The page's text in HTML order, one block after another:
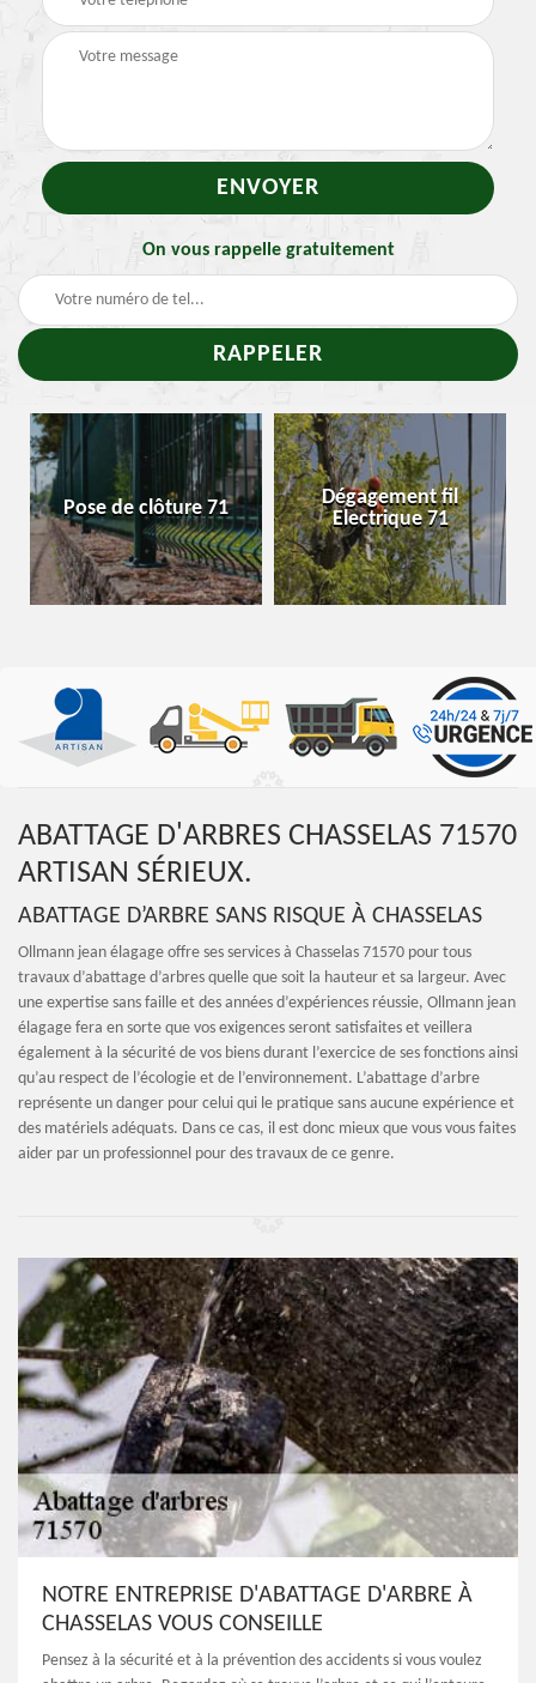
On vous rappelle gratuitement
Pose de clôture 71
Dégagement fil
Electrique 71
ABATTAGE D'ARBRES CHASSELAS 71570
ARTISAN SÉRIEUX.
ABATTAGE D’ARBRE SANS RISQUE À CHASSELAS
Ollmann jean élagage offre ses services à Chasselas 71570 pour tous
travaux d’abattage d’arbres quelle que soit la hauteur et sa largeur. Avec
une expertise sans faille et des années d’expériences réussie, Ollmann jean
élagage fera en sorte que vos exigences seront satisfaites et veillera
également à la sécurité de vos biens durant l’exercice de ses fonctions ainsi
qu’au respect de l’écologie et de l’environnement. L’abattage d’arbre
représente un danger pour celui qui le pratique sans aucune expérience et
des matériels adéquats. Dans ce cas, il est donc mieux que vous vous faites
aider par un professionnel pour des travaux de ce genre.
NOTRE ENTREPRISE D'ABATTAGE D'ARBRE À
CHASSELAS VOUS CONSEILLE
Pensez à la sécurité et à la prévention des accidents si vous voulez